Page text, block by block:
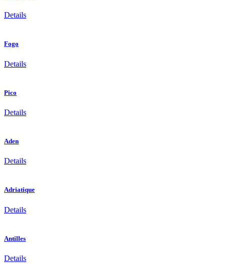
Details
Fogo
Details
Pico
Details
Aden
Details
Adriatique
Details
Antilles
Details